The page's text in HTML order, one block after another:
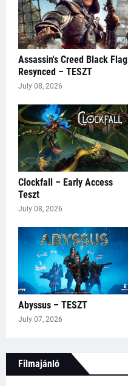
Assassin's Creed Black Flag
Resynced – TESZT
July 08, 2026
Clockfall – Early Access
Teszt
July 08, 2026
Abyssus – TESZT
July 07, 2026
Filmajánló